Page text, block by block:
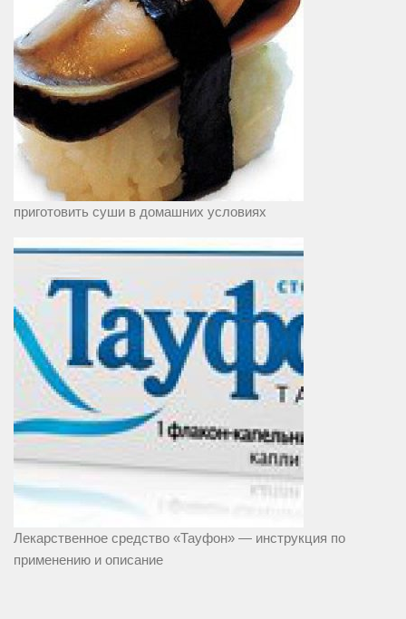
приготовить суши в домашних условиях
Лекарственное средство «Тауфон» — инструкция по
применению и описание